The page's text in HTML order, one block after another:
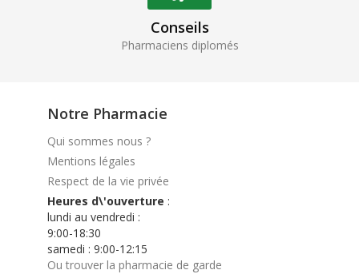
Conseils
Pharmaciens diplomés
Notre Pharmacie
Qui sommes nous ?
Mentions légales
Respect de la vie privée
Heures d\'ouverture :
lundi au vendredi :
9:00-18:30
samedi : 9:00-12:15
Ou trouver la pharmacie de garde